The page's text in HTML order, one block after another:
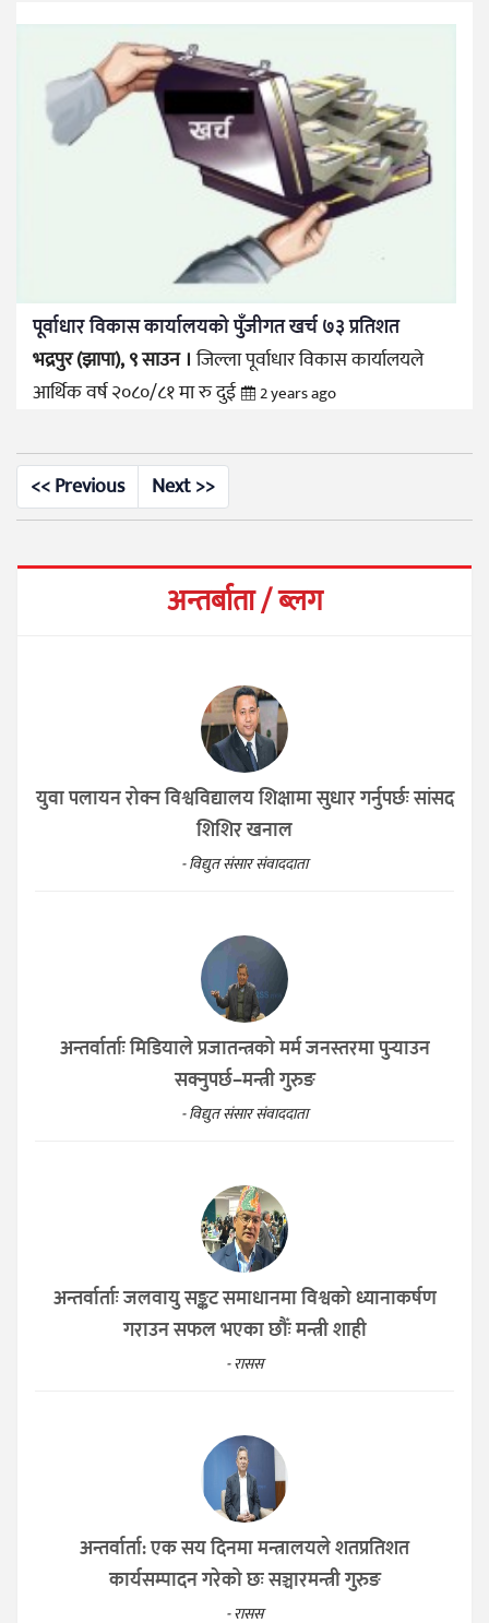
पूर्वाधार विकास कार्यालयको पुँजीगत खर्च ७३ प्रतिशत
भद्रपुर (झापा), ९ साउन ।जिल्ला पूर्वाधार विकास कार्यालयले
आर्थिक वर्ष २०८०/८१ मा रु दुई
2 years ago
<< Previous Next >>
अन्तर्बाता / ब्लग
युवा पलायन रोक्न विश्वविद्यालय शिक्षामा सुधार गर्नुपर्छः सांसद
शिशिर खनाल
- विद्युत संसार संवाददाता
अन्तर्वार्ताः मिडियाले प्रजातन्त्रको मर्म जनस्तरमा पुर्‍याउन
सक्नुपर्छ–मन्त्री गुरुङ
- विद्युत संसार संवाददाता
अन्तर्वार्ताः जलवायु सङ्कट समाधानमा विश्वको ध्यानाकर्षण
गराउन सफल भएका छौँः मन्त्री शाही
- रासस
अन्तर्वार्ता: एक सय दिनमा मन्त्रालयले शतप्रतिशत
कार्यसम्पादन गरेको छः सञ्चारमन्त्री गुरुङ
- रासस